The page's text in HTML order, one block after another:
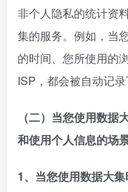
非个人隐私的统计资
集的服务。例如，当
的时间、您所使用的
ISP，都会被自动记录
（二）当您使用数
和使用个人信息的场
1、当您使用数据大